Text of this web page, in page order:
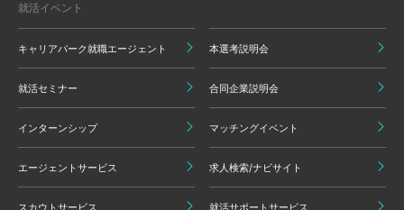
就活イベント
キャリアパーク就職エージェント 本選考説明会
就活セミナー 合同企業説明会
インターンシップ マッチングイベント
エージェントサービス 求人検索/ナビサイト
スカウトサービス 就活サポートサービス